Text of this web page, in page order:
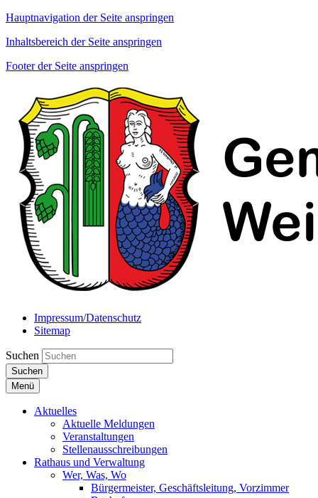
Hauptnavigation der Seite anspringen
Inhaltsbereich der Seite anspringen
Footer der Seite anspringen
Impressum/Datenschutz
Sitemap
Suchen
Suchen
Menü
Aktuelles
Aktuelle Meldungen
Veranstaltungen
Stellenausschreibungen
Rathaus und Verwaltung
Wer, Was, Wo
Bürgermeister, Geschäftsleitung, Vorzimmer